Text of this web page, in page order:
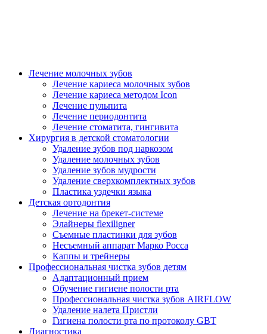
Лечение молочных зубов
Лечение кариеса молочных зубов
Лечение кариеса методом Icon
Лечение пульпита
Лечение периодонтита
Лечение стоматита, гингивита
Хирургия в детской стоматологии
Удаление зубов под наркозом
Удаление молочных зубов
Удаление зубов мудрости
Удаление сверхкомплектных зубов
Пластика уздечки языка
Детская ортодонтия
Лечение на брекет-системе
Элайнеры flexiligner
Съемные пластинки для зубов
Несъемный аппарат Марко Росса
Каппы и трейнеры
Профессиональная чистка зубов детям
Адаптационный прием
Обучение гигиене полости рта
Профессиональная чистка зубов AIRFLOW
Удаление налета Пристли
Гигиена полости рта по протоколу GBT
Диагностика